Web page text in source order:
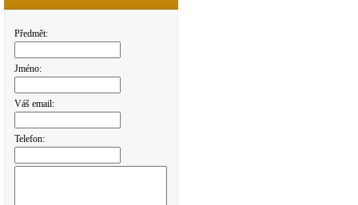
Předmět:
Jméno:
Váš email:
Telefon: